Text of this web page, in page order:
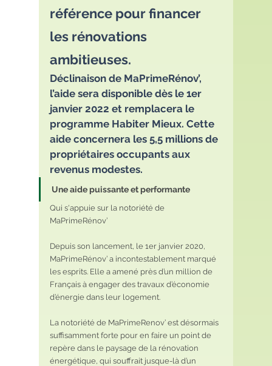
référence pour financer
les rénovations
ambitieuses.
Déclinaison de MaPrimeRénov’,
l’aide sera disponible dès le 1er
janvier 2022 et remplacera le
programme Habiter Mieux. Cette
aide concernera les 5,5 millions de
propriétaires occupants aux
revenus modestes.
Une aide puissante et performante
Qui s'appuie sur la notoriété de
MaPrimeRénov’
Depuis son lancement, le 1er janvier 2020,
MaPrimeRénov’ a incontestablement marqué
les esprits. Elle a amené près d’un million de
Français à engager des travaux d’économie
d’énergie dans leur logement.
La notoriété de MaPrimeRenov’ est désormais
suffisamment forte pour en faire un point de
repère dans le paysage de la rénovation
énergétique, qui souffrait jusque-là d’un